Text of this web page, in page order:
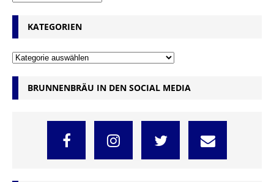
KATEGORIEN
BRUNNENBRÄU IN DEN SOCIAL MEDIA